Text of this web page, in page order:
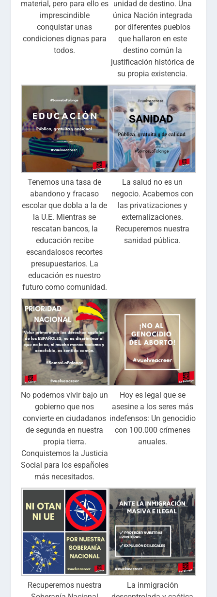
material, pero para ello es
imprescindible
conquistar unas
condiciones dignas para
todos.
unidad de destino. Una
única Nación integrada
por diferentes pueblos
que hallaron en este
destino común la
justificación histórica de
su propia existencia.
Tenemos una tasa de
abandono y fracaso
escolar que dobla a la de
la U.E. Mientras se
rescatan bancos, la
educación recibe
escandalosos recortes
presupuestarios. La
educación es nuestro
futuro como comunidad.
La salud no es un
negocio. Acabemos con
las privatizaciones y
externalizaciones.
Recuperemos nuestra
sanidad pública.
No podemos vivir bajo un
gobierno que nos
convierte en ciudadanos
de segunda en nuestra
propia tierra.
Conquistemos la Justicia
Social para los españoles
más necesitados.
Hoy es legal que se
asesine a los seres más
indefensos: Un genocidio
con 100.000 crímenes
anuales.
Recuperemos nuestra
La inmigración